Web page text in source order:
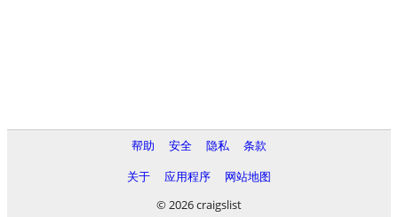
帮助 安全 隐私
条款
关于
应用程序
网站地图
© 2026 craigslist